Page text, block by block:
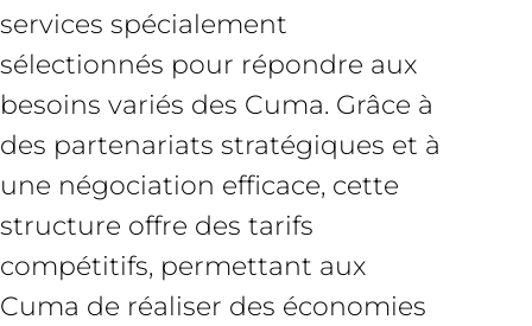
services spécialement
sélectionnés pour répondre aux
besoins variés des Cuma. Grâce à
des partenariats stratégiques et à
une négociation efficace, cette
structure offre des tarifs
compétitifs, permettant aux
Cuma de réaliser des économies